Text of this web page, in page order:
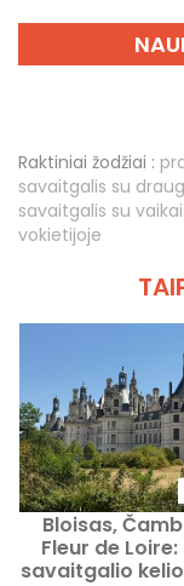
Raktiniai žodžiai :
savaitgalis su
savaitgalis su
vokietijoje
Bloisas,
Fleur de
savaitgalio